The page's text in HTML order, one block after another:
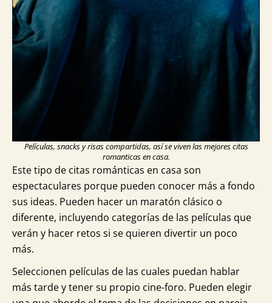
Películas, snacks y risas compartidas, así se viven las mejores citas
romanticas en casa.
Este tipo de citas románticas en casa son
espectaculares porque pueden conocer más a fondo
sus ideas. Pueden hacer un maratón clásico o
diferente, incluyendo categorías de las películas que
verán y hacer retos si se quieren divertir un poco
más.
Seleccionen películas de las cuales puedan hablar
más tarde y tener su propio cine-foro. Pueden elegir